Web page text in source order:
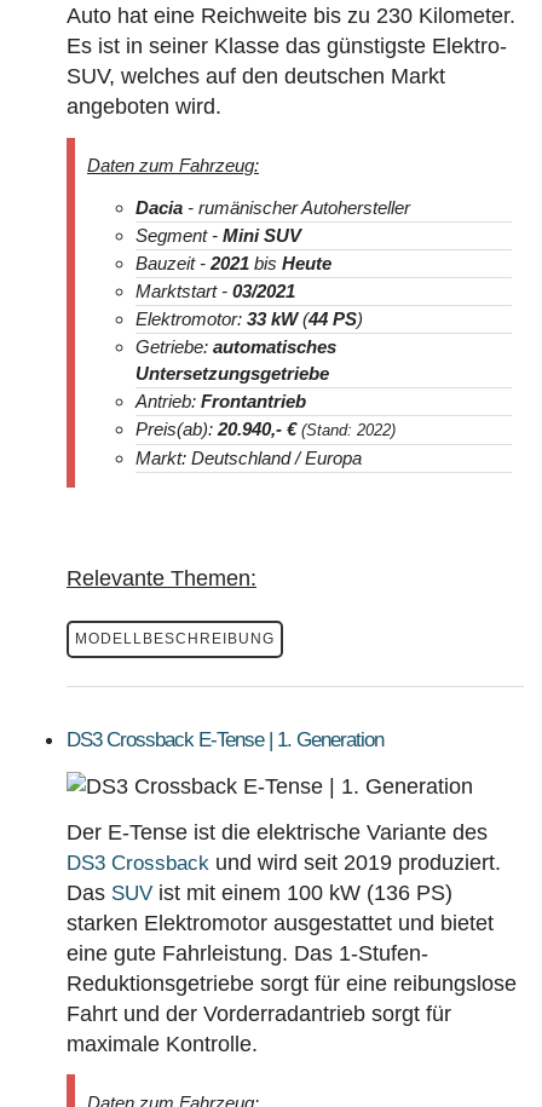
Auto hat eine Reichweite bis zu 230 Kilometer.
Es ist in seiner Klasse das günstigste Elektro-
SUV, welches auf den deutschen Markt
angeboten wird.
Daten zum Fahrzeug:
Dacia - rumänischer Autohersteller
Segment - Mini SUV
Bauzeit - 2021 bis Heute
Marktstart - 03/2021
Elektromotor: 33 kW(44 PS)
Getriebe: automatisches
Untersetzungsgetriebe
Antrieb: Frontantrieb
Preis(ab): 20.940,- € (Stand: 2022)
Markt: Deutschland / Europa
Relevante Themen:
MODELLBESCHREIBUNG
DS3 Crossback E-Tense | 1. Generation
Der E-Tense ist die elektrische Variante des
DS3 Crossback und wird seit 2019 produziert.
Das SUV ist mit einem 100 kW (136 PS)
starken Elektromotor ausgestattet und bietet
eine gute Fahrleistung. Das 1-Stufen-
Reduktionsgetriebe sorgt für eine reibungslose
Fahrt und der Vorderradantrieb sorgt für
maximale Kontrolle.
Daten zum Fahrzeug: